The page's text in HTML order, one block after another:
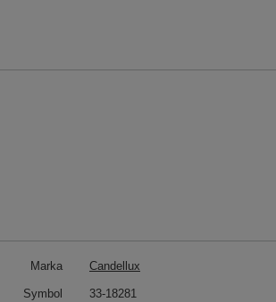
Marka Candellux
Symbol 33-18281